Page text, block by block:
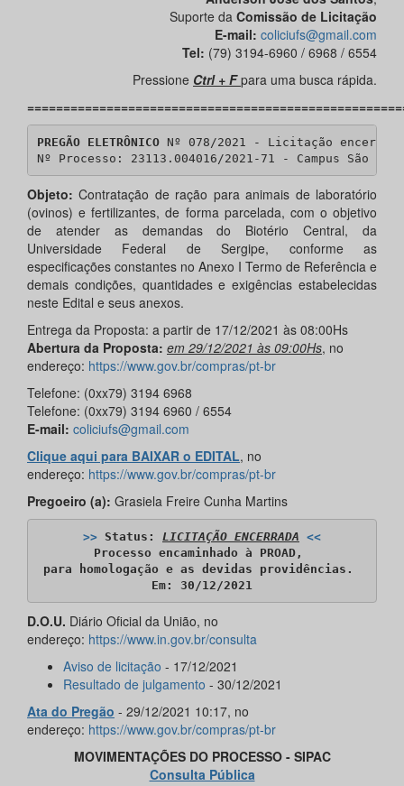
Suporte da Comissão de Licitação
E-mail: coliciufs@gmail.com
Tel: (79) 3194-6960 / 6968 / 6554
Pressione Ctrl + Fpara uma busca rápida.
PREGÃO ELETRÔNICO Nº 078/2021 - Licitação encerrada
Nº Processo: 23113.004016/2021-71 - Campus São
Objeto:Contratação de ração para animais de laboratório
(ovinos) e fertilizantes, de forma parcelada, com o objetivo
de atender as demandas do Biotério Central, da
Universidade Federal de Sergipe, conforme as
especificações constantes no Anexo I Termo de Referência e
demais condições, quantidades e exigências estabelecidas
neste Edital e seus anexos.
Entrega da Proposta: a partir de 17/12/2021 às 08:00Hs
Abertura da Proposta: em 29/12/2021 às 09:00Hs, no
endereço: https://www.gov.br/compras/pt-br
Telefone: (0xx79) 3194 6968
Telefone: (0xx79) 3194 6960 / 6554
E-mail: coliciufs@gmail.com
Clique aqui para BAIXAR o EDITAL, no
endereço: https://www.gov.br/compras/pt-br
Pregoeiro (a): Grasiela Freire Cunha Martins
>> Status: LICITAÇÃO ENCERRADA <<
Processo encaminhado à PROAD,
para homologação e as devidas providências.
​Em: 30/12/2021
D.O.U. Diário Oficial da União, no
endereço: https://www.in.gov.br/consulta
Aviso de licitação - 17/12/2021
Resultado de julgamento - 30/12/2021
Ata do Pregão - 29/12/2021 10:17, no
endereço: https://www.gov.br/compras/pt-br
MOVIMENTAÇÕES DO PROCESSO - SIPAC
Consulta Pública